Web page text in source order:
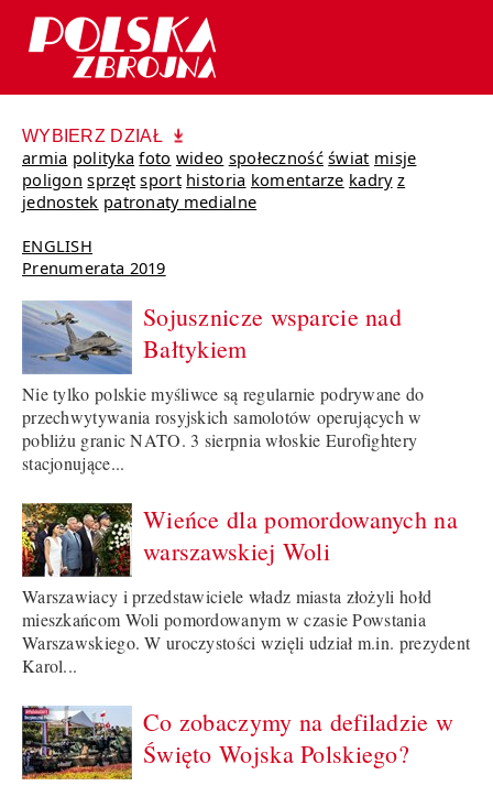
WYBIERZ DZIAŁ
armia polityka foto wideo społeczność świat misje
poligon sprzęt sport historia komentarze kadry z
jednostek patronaty medialne
ENGLISH
Prenumerata 2019
Sojusznicze wsparcie nad
Bałtykiem
Nie tylko polskie myśliwce są regularnie podrywane do
przechwytywania rosyjskich samolotów operujących w
pobliżu granic NATO. 3 sierpnia włoskie Eurofightery
stacjonujące...
Wieńce dla pomordowanych na
warszawskiej Woli
Warszawiacy i przedstawiciele władz miasta złożyli hołd
mieszkańcom Woli pomordowanym w czasie Powstania
Warszawskiego. W uroczystości wzięli udział m.in. prezydent
Karol...
Co zobaczymy na defiladzie w
Święto Wojska Polskiego?